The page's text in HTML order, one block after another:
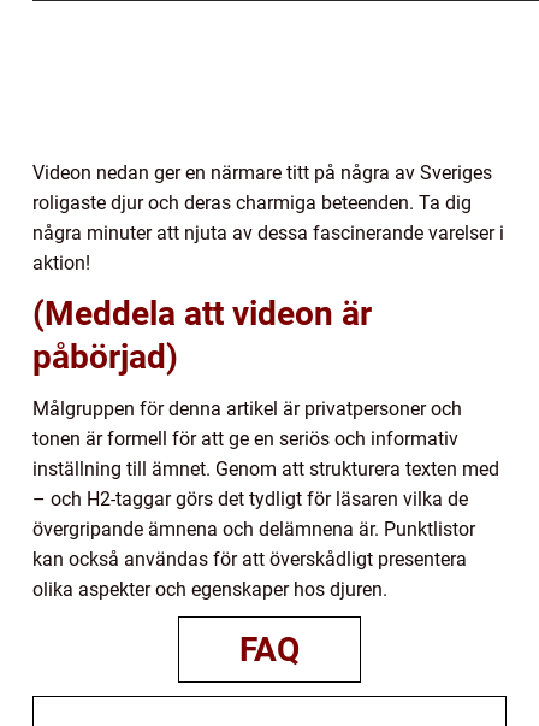
Videon nedan ger en närmare titt på några av Sveriges
roligaste djur och deras charmiga beteenden. Ta dig
några minuter att njuta av dessa fascinerande varelser i
aktion!
(Meddela att videon är
påbörjad)
Målgruppen för denna artikel är privatpersoner och
tonen är formell för att ge en seriös och informativ
inställning till ämnet. Genom att strukturera texten med
– och H2-taggar görs det tydligt för läsaren vilka de
övergripande ämnena och delämnena är. Punktlistor
kan också användas för att överskådligt presentera
olika aspekter och egenskaper hos djuren.
FAQ